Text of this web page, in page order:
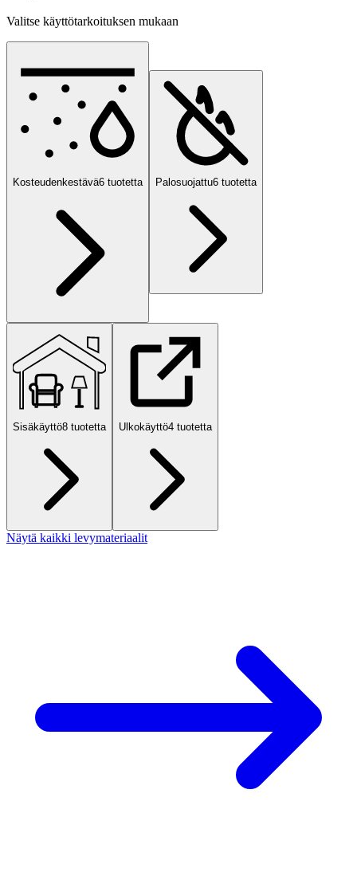
Valitse käyttötarkoituksen mukaan
Kosteudenkestävä6 tuotetta Palosuojattu6 tuotetta
Sisäkäyttö8 tuotetta Ulkokäyttö4 tuotetta
Näytä kaikki levymateriaalit